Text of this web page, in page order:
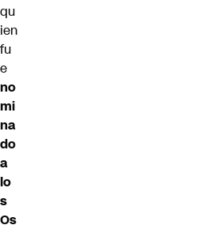
qu
ien
fu
e
no
mi
na
do
a
lo
s
Os